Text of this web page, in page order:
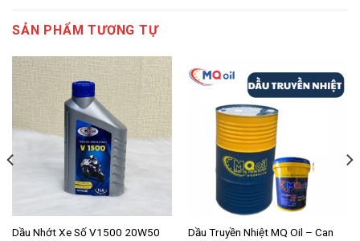
SẢN PHẨM TƯƠNG TỰ
Dầu Nhớt Xe Số V1500 20W50
Dầu Truyền Nhiệt MQ Oil – Can